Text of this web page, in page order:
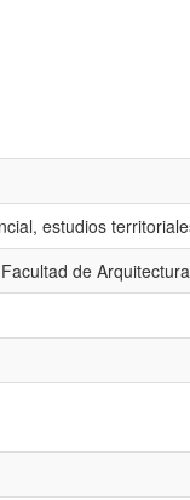
estudios
de